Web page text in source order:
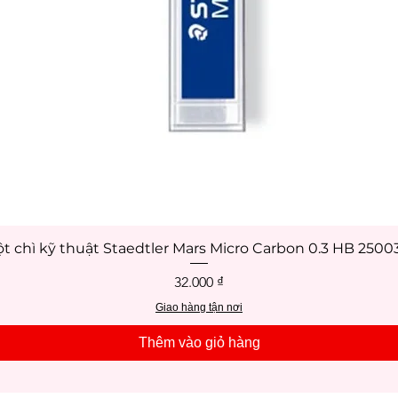
Xem nhanh
chì kỹ thuật Staedtler Mars Micro Carbon 0.3 HB
Giá
32.000 ₫
Giao hàng tận nơi
Thêm vào giỏ hàng